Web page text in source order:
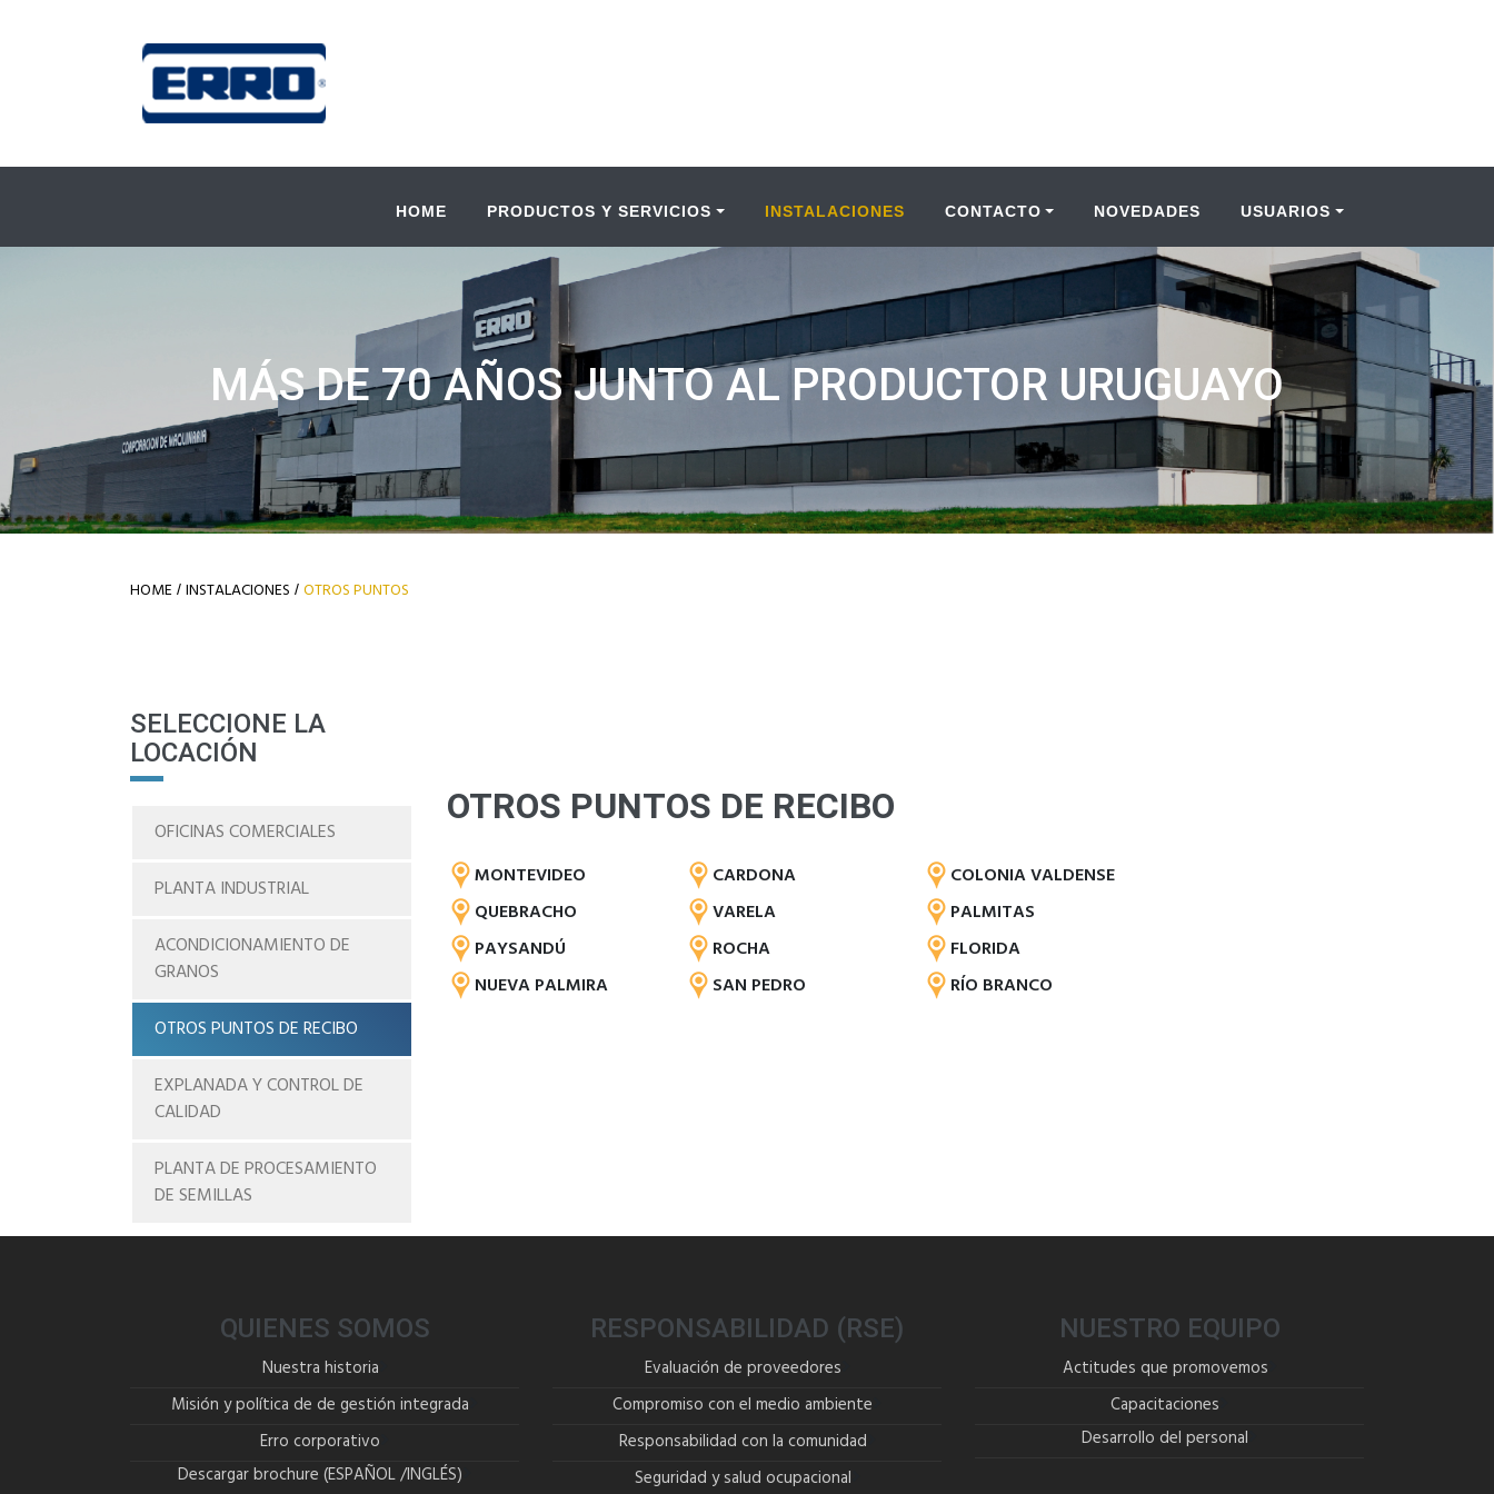
HOME PRODUCTOS Y SERVICIOS INSTALACIONES CONTACTO NOVEDADES USUARIOS
MÁS DE 70 AÑOS JUNTO AL PRODUCTOR URUGUAYO
HOME / INSTALACIONES / OTROS PUNTOS
SELECCIONE LA
LOCACIÓN
OFICINAS COMERCIALES
PLANTA INDUSTRIAL
ACONDICIONAMIENTO DE
GRANOS
OTROS PUNTOS DE RECIBO
EXPLANADA Y CONTROL DE
CALIDAD
PLANTA DE PROCESAMIENTO
DE SEMILLAS
OTROS PUNTOS DE RECIBO
MONTEVIDEO
QUEBRACHO
PAYSANDÚ
NUEVA PALMIRA
CARDONA
VARELA
ROCHA
SAN PEDRO
COLONIA VALDENSE
PALMITAS
FLORIDA
RÍO BRANCO
QUIENES SOMOS
Nuestra historia
Misión y política de de gestión integrada
Erro corporativo
Descargar brochure (ESPAÑOL/INGLÉS)
RESPONSABILIDAD (RSE)
Evaluación de proveedores
Compromiso con el medio ambiente
Responsabilidad con la comunidad
Seguridad y salud ocupacional
NUESTRO EQUIPO
Actitudes que promovemos
Capacitaciones
Desarrollo del personal